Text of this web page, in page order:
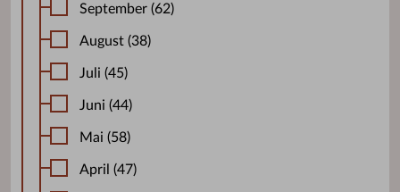
September (62)
August (38)
Juli (45)
Juni (44)
Mai (58)
April (47)